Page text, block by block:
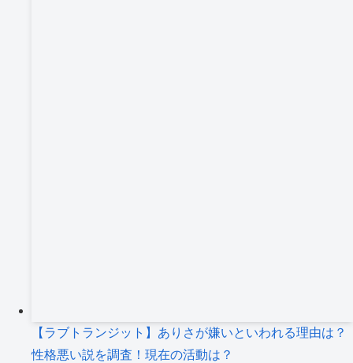
【ラブトランジット】ありさが嫌いといわれる理由は？
性格悪い説を調査！現在の活動は？